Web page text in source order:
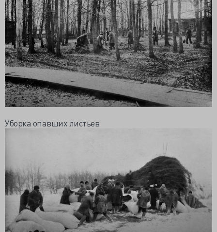
Уборка опавших листьев